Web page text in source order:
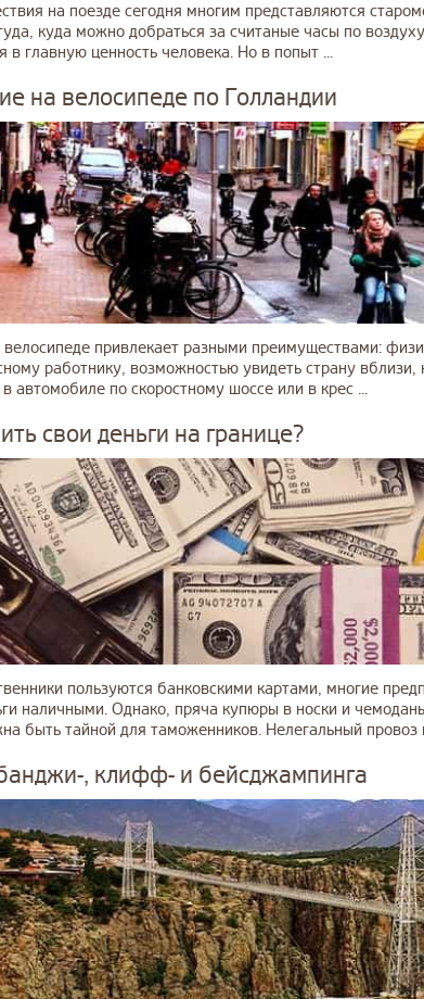
на поезде сегодня многим представляются
куда можно добраться за считаные часы по
в главную ценность человека. Но в попыт ...
на велосипеде по Голландии
привлекает разными преимуществами:
работнику, возможностью увидеть страну вблизи,
автомобиле по скоростному шоссе или в крес ...
свои деньги на границе?
пользуются банковскими картами, многие
наличными. Однако, пряча купюры в носки и
быть тайной для таможенников. Нелегальный провоз
, клифф- и бейсджампинга